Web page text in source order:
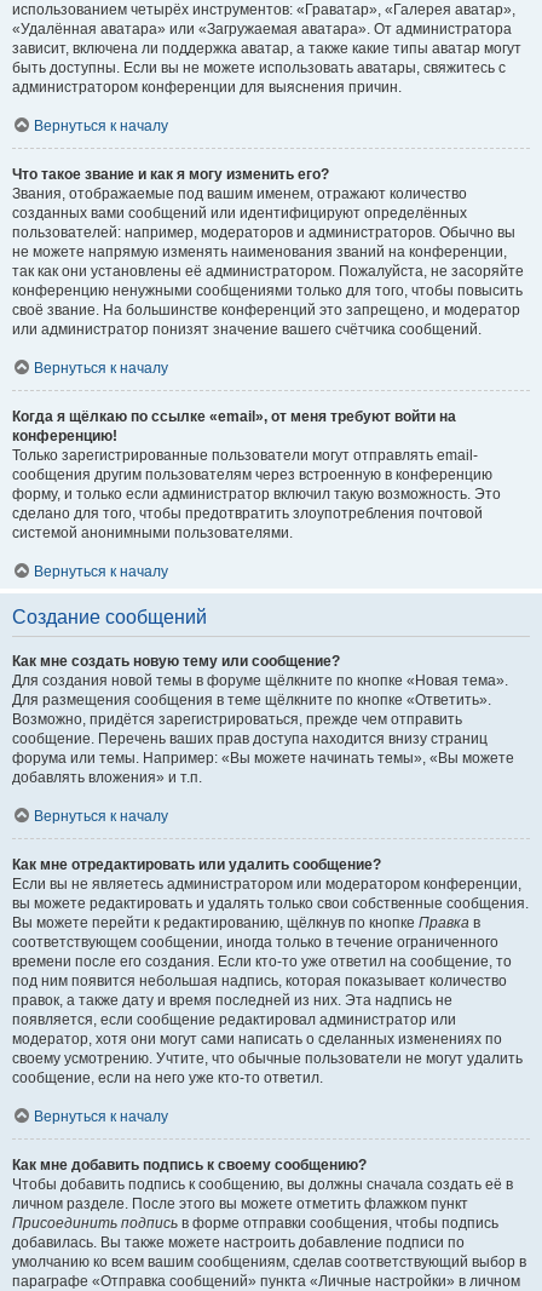
использованием четырёх инструментов: «Граватар», «Галерея аватар»,
«Удалённая аватара» или «Загружаемая аватара». От администратора
зависит, включена ли поддержка аватар, а также какие типы аватар могут
быть доступны. Если вы не можете использовать аватары, свяжитесь с
администратором конференции для выяснения причин.
Вернуться к началу
Что такое звание и как я могу изменить его?
Звания, отображаемые под вашим именем, отражают количество
созданных вами сообщений или идентифицируют определённых
пользователей: например, модераторов и администраторов. Обычно вы
не можете напрямую изменять наименования званий на конференции,
так как они установлены её администратором. Пожалуйста, не засоряйте
конференцию ненужными сообщениями только для того, чтобы повысить
своё звание. На большинстве конференций это запрещено, и модератор
или администратор понизят значение вашего счётчика сообщений.
Вернуться к началу
Когда я щёлкаю по ссылке «email», от меня требуют войти на
конференцию!
Только зарегистрированные пользователи могут отправлять email-
сообщения другим пользователям через встроенную в конференцию
форму, и только если администратор включил такую возможность. Это
сделано для того, чтобы предотвратить злоупотребления почтовой
системой анонимными пользователями.
Вернуться к началу
Создание сообщений
Как мне создать новую тему или сообщение?
Для создания новой темы в форуме щёлкните по кнопке «Новая тема».
Для размещения сообщения в теме щёлкните по кнопке «Ответить».
Возможно, придётся зарегистрироваться, прежде чем отправить
сообщение. Перечень ваших прав доступа находится внизу страниц
форума или темы. Например: «Вы можете начинать темы», «Вы можете
добавлять вложения» и т.п.
Вернуться к началу
Как мне отредактировать или удалить сообщение?
Если вы не являетесь администратором или модератором конференции,
вы можете редактировать и удалять только свои собственные сообщения.
Вы можете перейти к редактированию, щёлкнув по кнопке Правка в
соответствующем сообщении, иногда только в течение ограниченного
времени после его создания. Если кто-то уже ответил на сообщение, то
под ним появится небольшая надпись, которая показывает количество
правок, а также дату и время последней из них. Эта надпись не
появляется, если сообщение редактировал администратор или
модератор, хотя они могут сами написать о сделанных изменениях по
своему усмотрению. Учтите, что обычные пользователи не могут удалить
сообщение, если на него уже кто-то ответил.
Вернуться к началу
Как мне добавить подпись к своему сообщению?
Чтобы добавить подпись к сообщению, вы должны сначала создать её в
личном разделе. После этого вы можете отметить флажком пункт
Присоединить подпись в форме отправки сообщения, чтобы подпись
добавилась. Вы также можете настроить добавление подписи по
умолчанию ко всем вашим сообщениям, сделав соответствующий выбор в
параграфе «Отправка сообщений» пункта «Личные настройки» в личном